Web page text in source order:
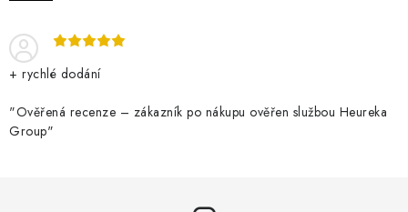
+ rychlé dodání
"Ověřená recenze – zákazník po nákupu ověřen službou Heureka
Group"